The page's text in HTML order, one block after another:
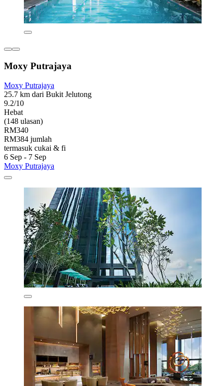
Moxy Putrajaya
Moxy Putrajaya
25.7 km dari Bukit Jelutong
9.2/10
Hebat
(148 ulasan)
RM340
RM384 jumlah
termasuk cukai & fi
6 Sep - 7 Sep
Moxy Putrajaya